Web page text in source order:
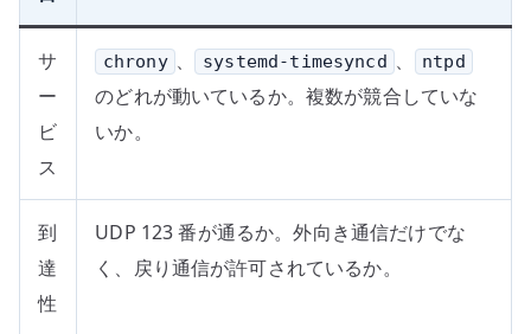
サ
ー
ビ
ス
chrony 、 systemd-timesyncd 、 ntpd
のどれが動いているか。複数が競合していな
いか。
到
達
性
UDP 123 番が通るか。外向き通信だけでな
く、戻り通信が許可されているか。